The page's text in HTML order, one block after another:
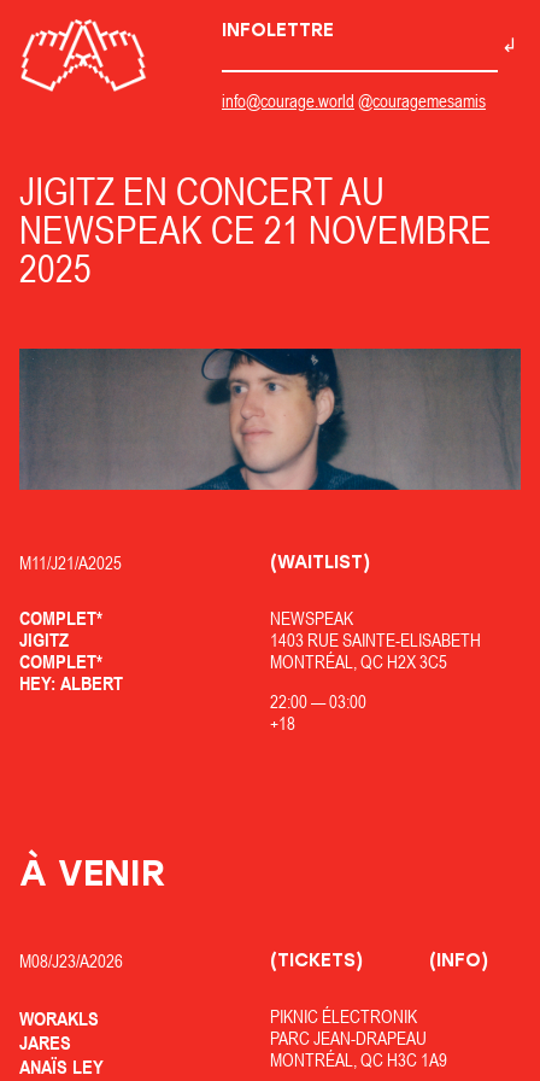
INFOLETTRE
info@courage.world @couragemesamis
JIGITZ EN CONCERT AU
NEWSPEAK CE 21 NOVEMBRE
2025
M11/J21/A2025
COMPLET*
JIGITZ
COMPLET*
HEY: ALBERT
NEWSPEAK
1403 RUE SAINTE-ELISABETH
MONTRÉAL, QC H2X 3C5
22:00—03:00
+18
(WAITLIST)
À VENIR
M08/J23/A2026
WORAKLS
JARES
ANAÏS LEY
PIKNIC ÉLECTRONIK
PARC JEAN-DRAPEAU
MONTRÉAL, QC H3C 1A9
(TICKETS) (INFO)